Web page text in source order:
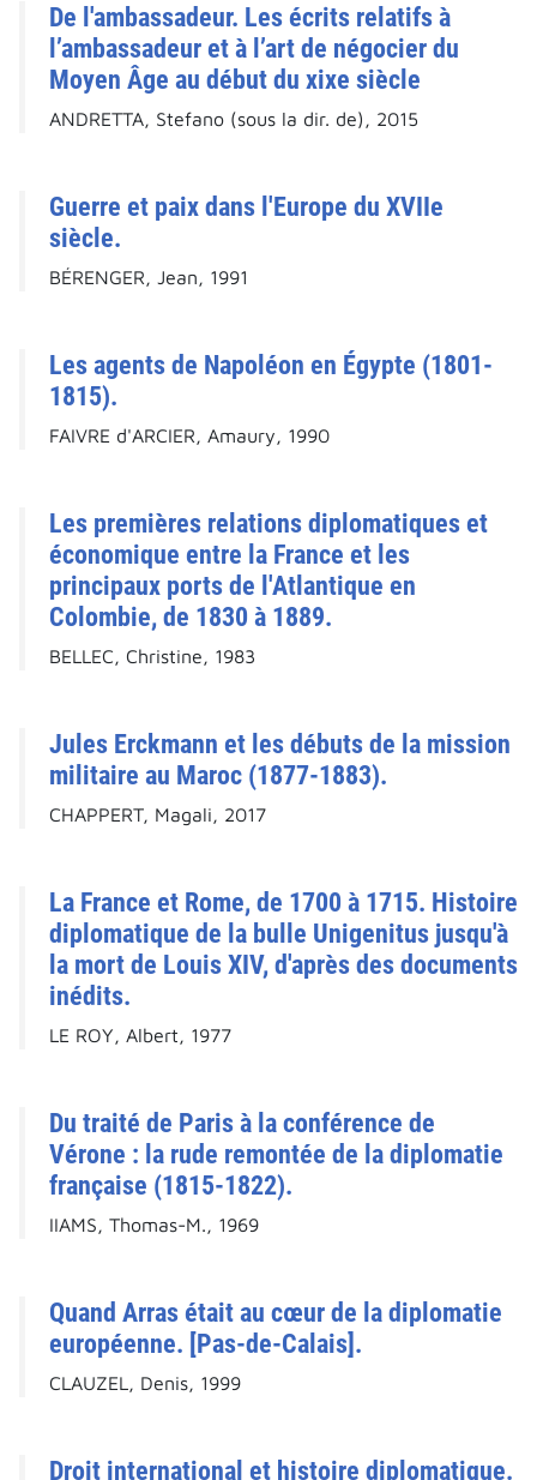
De l'ambassadeur. Les écrits relatifs à
l’ambassadeur et à l’art de négocier du
Moyen Âge au début du xixe siècle
ANDRETTA, Stefano (sous la dir. de), 2015
Guerre et paix dans l'Europe du XVIIe
siècle.
BÉRENGER, Jean, 1991
Les agents de Napoléon en Égypte (1801-
1815).
FAIVRE d'ARCIER, Amaury, 1990
Les premières relations diplomatiques et
économique entre la France et les
principaux ports de l'Atlantique en
Colombie, de 1830 à 1889.
BELLEC, Christine, 1983
Jules Erckmann et les débuts de la mission
militaire au Maroc (1877-1883).
CHAPPERT, Magali, 2017
La France et Rome, de 1700 à 1715. Histoire
diplomatique de la bulle Unigenitus jusqu'à
la mort de Louis XIV, d'après des documents
inédits.
LE ROY, Albert, 1977
Du traité de Paris à la conférence de
Vérone : la rude remontée de la diplomatie
française (1815-1822).
IIAMS, Thomas-M., 1969
Quand Arras était au cœur de la diplomatie
européenne. [Pas-de-Calais].
CLAUZEL, Denis, 1999
Droit international et histoire diplomatique.